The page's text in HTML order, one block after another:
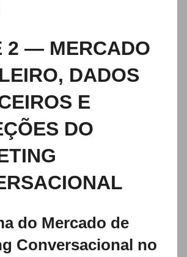
2 — MERCADO
DADOS
E
DO
do Mercado de
Conversacional no